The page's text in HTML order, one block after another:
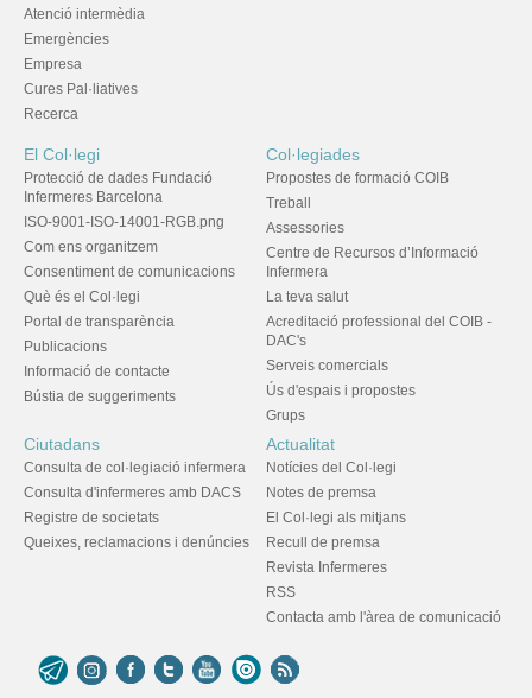
Atenció intermèdia
Emergències
Empresa
Cures Pal·liatives
Recerca
El Col·legi
Protecció de dades Fundació
Infermeres Barcelona
ISO-9001-ISO-14001-RGB.png
Com ens organitzem
Consentiment de comunicacions
Què és el Col·legi
Portal de transparència
Publicacions
Informació de contacte
Bústia de suggeriments
Col·legiades
Propostes de formació COIB
Treball
Assessories
Centre de Recursos d’Informació
Infermera
La teva salut
Acreditació professional del COIB -
DAC's
Serveis comercials
Ús d'espais i propostes
Grups
Ciutadans
Consulta de col·legiació infermera
Consulta d'infermeres amb DACS
Registre de societats
Queixes, reclamacions i denúncies
Actualitat
Notícies del Col·legi
Notes de premsa
El Col·legi als mitjans
Recull de premsa
Revista Infermeres
RSS
Contacta amb l'àrea de comunicació